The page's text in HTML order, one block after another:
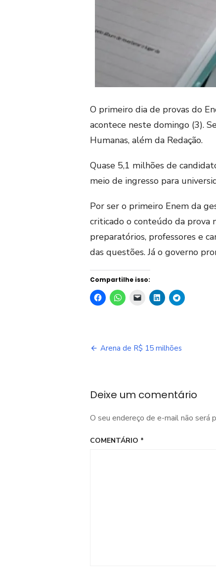
O primeiro dia de provas do
acontece neste domingo (3).
Humanas, além da Redação.
Quase 5,1 milhões de
meio de ingresso para
Por ser o primeiro Enem da
criticado o conteúdo da prova
preparatórios, professores e
das questões. Já o governo
Compartilhe isso:
Navegação
Arena de R$ 15 milhões
Deixe um comentário
O seu endereço de e-mail não será
COMENTÁRIO *